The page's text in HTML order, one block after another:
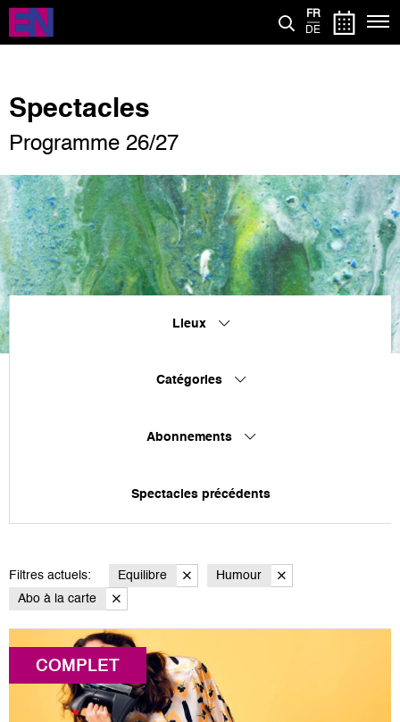
Aller
contenu
FR
DE
Spectacles
Programme 26/27
Lieux
Catégories
Abonnements
Spectacles précédents
Filtres actuels: Equilibre
Humour
Abo à la carte
COMPLET